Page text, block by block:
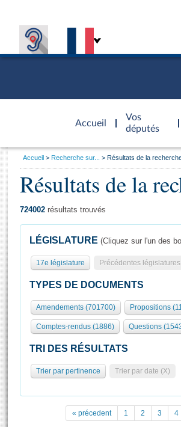
Accueil
d'accueil
Vos
députés
Présidence
577 députés
Groupes politiques
Séance publique
Commissions et autres organes
Europe et International
Pétitions
Général
Rôle et pouvoirs de l'Assemblée
Organisation de l'Assemblée
Présidence Conférence des Présidents
Statistiques et chiffres clés
Documents de référence
( Constitution | Règlement de l'Assemblée
Visiter l'Assemblée
Visite virtuelle du palais Bourbon
Assister à une séance
La Bibliothèque
Vous
Accueil Recherche sur... Résultats de la
Résultats de la
724002 résultats trouvés
LÉGISLATURE (Cliquez sur l'un des
17e législature Précédentes législatures
TYPES DE DOCUMENTS
Amendements (701700) Propositions
Comptes-rendus (1886) Questions
TRI DES RÉSULTATS
Trier par pertinence Trier par date (X)
« précedent 1 2 3 4